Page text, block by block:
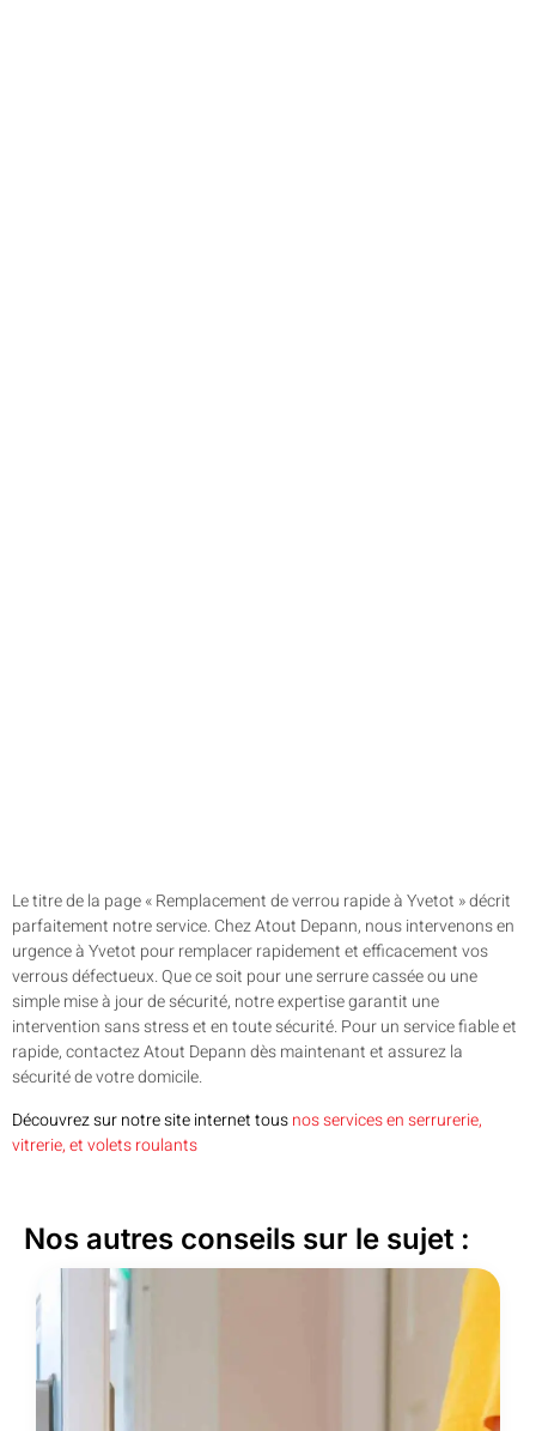
Le titre de la page « Remplacement de verrou rapide à Yvetot » décrit
parfaitement notre service. Chez Atout Depann, nous intervenons en
urgence à Yvetot pour remplacer rapidement et efficacement vos
verrous défectueux. Que ce soit pour une serrure cassée ou une
simple mise à jour de sécurité, notre expertise garantit une
intervention sans stress et en toute sécurité. Pour un service fiable et
rapide, contactez Atout Depann dès maintenant et assurez la
sécurité de votre domicile.
Découvrez sur notre site internet tousnos services en serrurerie,
vitrerie, et volets roulants
Nos autres conseils sur le sujet :